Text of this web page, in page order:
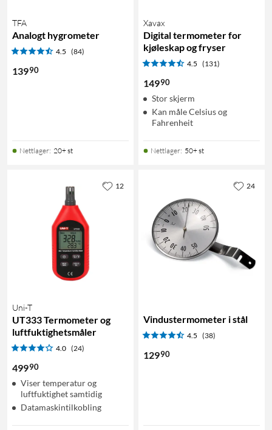
TFA
Analogt hygrometer
4.5 (84)
13990
Nettlager: 20+ st
Xavax
Digital termometer for
kjøleskap og fryser
4.5 (131)
14990
Stor skjerm
Kan måle Celsius og
Fahrenheit
Nettlager: 50+ st
Uni-T
UT333 Termometer og
luftfuktighetsmåler
4.0 (24)
49990
Viser temperatur og
luftfuktighet samtidig
Datamaskintilkobling
12
Vindustermometer i stål
4.5 (38)
12990
24